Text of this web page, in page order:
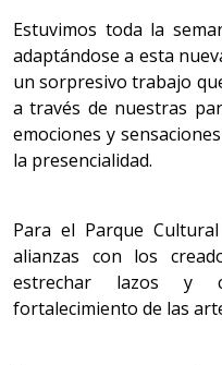
Estuvimos toda la
adaptándose a esta
un sorpresivo trabajo
a través de nuestras
emociones y
la presencialidad.
Para el Parque
alianzas con los
estrechar lazos y
fortalecimiento de las